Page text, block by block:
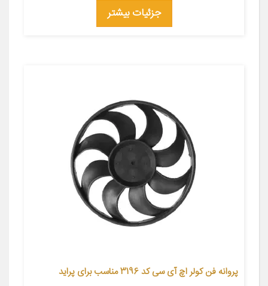
جزئیات بیشتر
پروانه فن کولر اچ آی سی کد 3196 مناسب برای پراید